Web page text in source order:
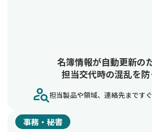
名簿情報が自動更新の
担当交代時の混乱を防
担当製品や領域、連絡先まです
事務・秘書